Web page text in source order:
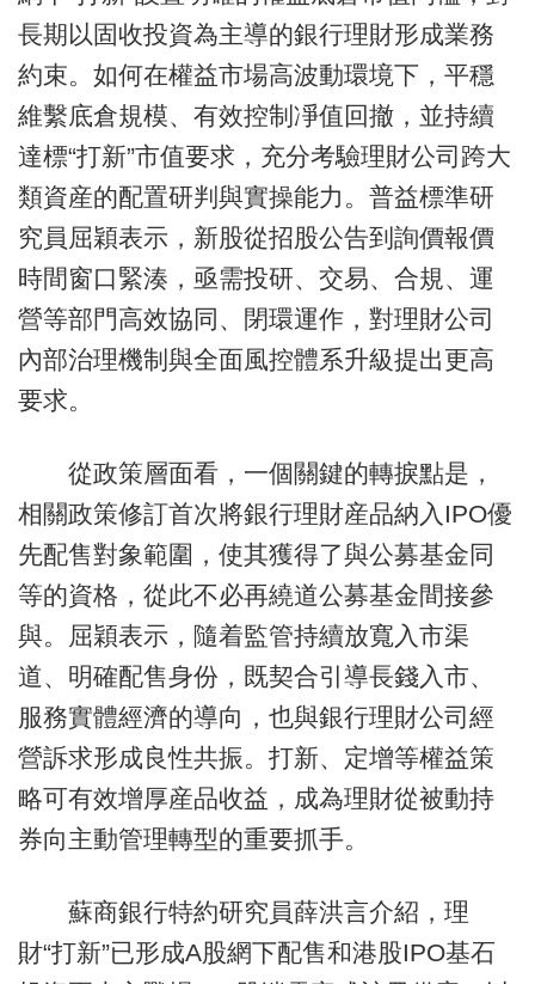
長期以固收投資為主導的銀行理財形成業務
約束。如何在權益市場高波動環境下，平穩
維繫底倉規模、有效控制凈值回撤，並持續
達標“打新”市值要求，充分考驗理財公司跨大
類資産的配置研判與實操能力。普益標準研
究員屈穎表示，新股從招股公告到詢價報價
時間窗口緊湊，亟需投研、交易、合規、運
營等部門高效協同、閉環運作，對理財公司
內部治理機制與全面風控體系升級提出更高
要求。
從政策層面看，一個關鍵的轉捩點是，
相關政策修訂首次將銀行理財産品納入IPO優
先配售對象範圍，使其獲得了與公募基金同
等的資格，從此不必再繞道公募基金間接參
與。屈穎表示，隨着監管持續放寬入市渠
道、明確配售身份，既契合引導長錢入市、
服務實體經濟的導向，也與銀行理財公司經
營訴求形成良性共振。打新、定增等權益策
略可有效增厚産品收益，成為理財從被動持
券向主動管理轉型的重要抓手。
蘇商銀行特約研究員薛洪言介紹，理
財“打新”已形成A股網下配售和港股IPO基石